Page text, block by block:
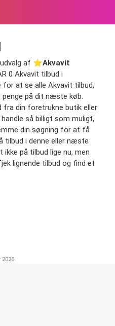
af ⭐️Akvavit
0 Akvavit tilbud i
for at se alle Akvavit tilbud,
penge på dit næste køb.
fra din foretrukne butik eller
så billigt som muligt,
din søgning for at få
tilbud i denne eller næste
ikke på tilbud lige nu, men
lignende tilbud og find et